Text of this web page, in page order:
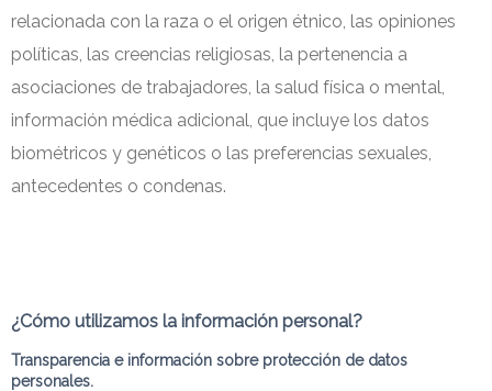
relacionada con la raza o el origen étnico, las opiniones
políticas, las creencias religiosas, la pertenencia a
asociaciones de trabajadores, la salud física o mental,
información médica adicional, que incluye los datos
biométricos y genéticos o las preferencias sexuales,
antecedentes o condenas.
¿Cómo utilizamos la información personal?
Transparencia e información sobre protección de datos
personales.